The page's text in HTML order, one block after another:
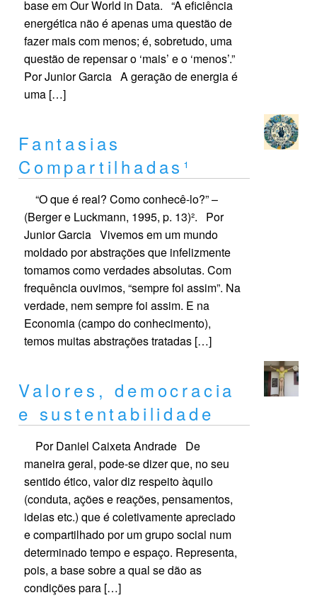
base em Our World in Data. “A eficiência
energética não é apenas uma questão de
fazer mais com menos; é, sobretudo, uma
questão de repensar o ‘mais’ e o ‘menos’.”
Por Junior Garcia A geração de energia é
uma […]
Fantasias
Compartilhadas¹
“O que é real? Como conhecê-lo?” –
(Berger e Luckmann, 1995, p. 13)². Por
Junior Garcia Vivemos em um mundo
moldado por abstrações que infelizmente
tomamos como verdades absolutas. Com
frequência ouvimos, “sempre foi assim”. Na
verdade, nem sempre foi assim. E na
Economia (campo do conhecimento),
temos muitas abstrações tratadas […]
Valores, democracia
e sustentabilidade
Por Daniel Caixeta Andrade De
maneira geral, pode-se dizer que, no seu
sentido ético, valor diz respeito àquilo
(conduta, ações e reações, pensamentos,
ideias etc.) que é coletivamente apreciado
e compartilhado por um grupo social num
determinado tempo e espaço. Representa,
pois, a base sobre a qual se dão as
condições para […]